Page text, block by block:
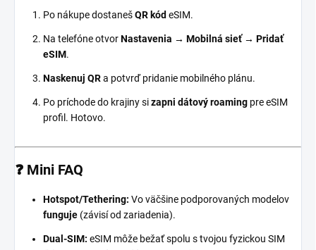
Po nákupe dostanešQR kód eSIM.
Na telefóne otvorNastavenia → Mobilná sieť → Pridať
eSIM.
Naskenuj QRa potvrď pridanie mobilného plánu.
Po príchode do krajiny sizapni dátový roaming pre eSIM
profil. Hotovo.
❓ Mini FAQ
Hotspot/Tethering: Vo väčšine podporovaných modelov
funguje (závisí od zariadenia).
Dual-SIM: eSIM môže bežať spolu s tvojou fyzickou SIM